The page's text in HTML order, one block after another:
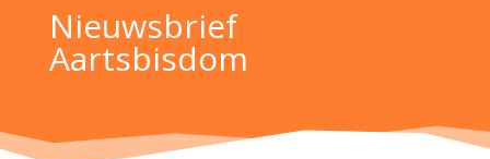
Nieuwsbrief
Aartsbisdom